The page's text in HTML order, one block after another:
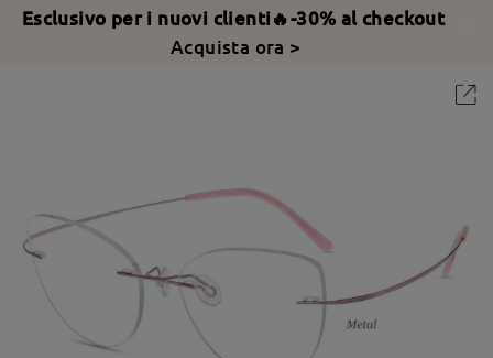
Esclusivo per i nuovi clienti🔥-30% al checkout
Acquista ora >